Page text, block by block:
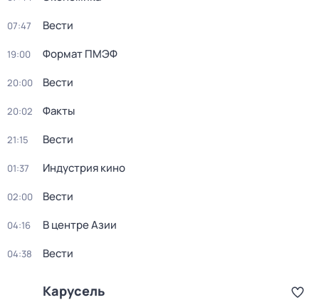
07:47 Вести
19:00 Формат ПМЭФ
20:00 Вести
20:02 Факты
21:15 Вести
01:37 Индустрия кино
02:00 Вести
04:16 В центре Азии
04:38 Вести
Карусель